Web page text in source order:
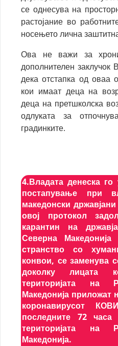
се однесува на
растојание во
носењето лична
Ова не важи за
дополнителен заклучок
дека отстапка од оваа
кои имаат деца на
деца на претшколска
одлуката за
градинките.
4.Владата денеска
постапување при
македонски
овој протокол
карантин на
Северна
странство со
конвои, се заменува
доколку лицата
територијата на
Македонија приложат
коронавирусот
последните 72
територијата на
Македонија.